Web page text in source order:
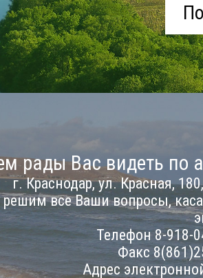
рады Вас видеть по
г. Краснодар, ул. Красная,
все Ваши вопросы,
Телефон 8-918-
Факс
Адрес